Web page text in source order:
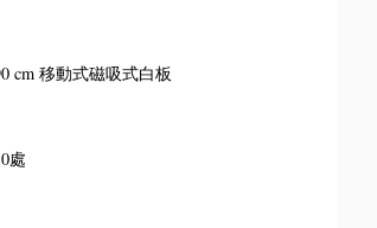
cm 移動式磁吸式白板
處